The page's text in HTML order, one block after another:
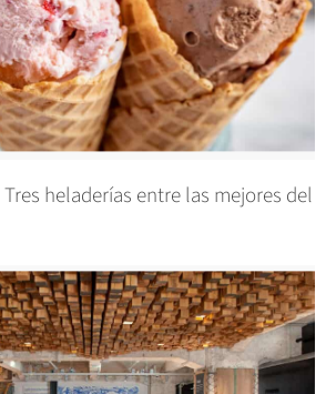
Tres heladerías entre las mejores del